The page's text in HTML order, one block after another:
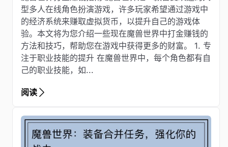
型多人在线角色扮演游戏，许多玩家希望通过游戏中
的经济系统来赚取虚拟货币，以提升自己的游戏体
验。本文将为您介绍一些现在魔兽世界中打金赚钱的
方法和技巧，帮助您在游戏中获得更多的财富。 1. 专
注于职业技能的提升 在魔兽世界中，每个角色都有自
己的职业技能，如...
阅读